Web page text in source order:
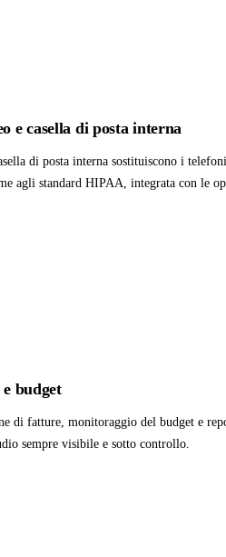
e casella di posta interna
di posta interna sostituiscono i
agli standard HIPAA, integrata con le
budget
di fatture, monitoraggio del budget e
sempre visibile e sotto controllo.